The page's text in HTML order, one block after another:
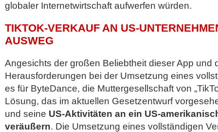
globaler Internetwirtschaft aufwerfen würden.
TIKTOK-VERKAUF AN US-
AUSWEG
Angesichts der großen Beliebtheit dieser App und
Herausforderungen bei der Umsetzung eines
es für ByteDance, die Muttergesellschaft von
Lösung, das im aktuellen Gesetzentwurf
und seine US-Aktivitäten an ein US-
veräußern. Die Umsetzung eines vollständigen